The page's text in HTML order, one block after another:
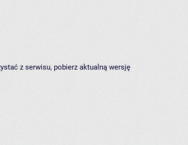
z serwisu, pobierz aktualną wersję